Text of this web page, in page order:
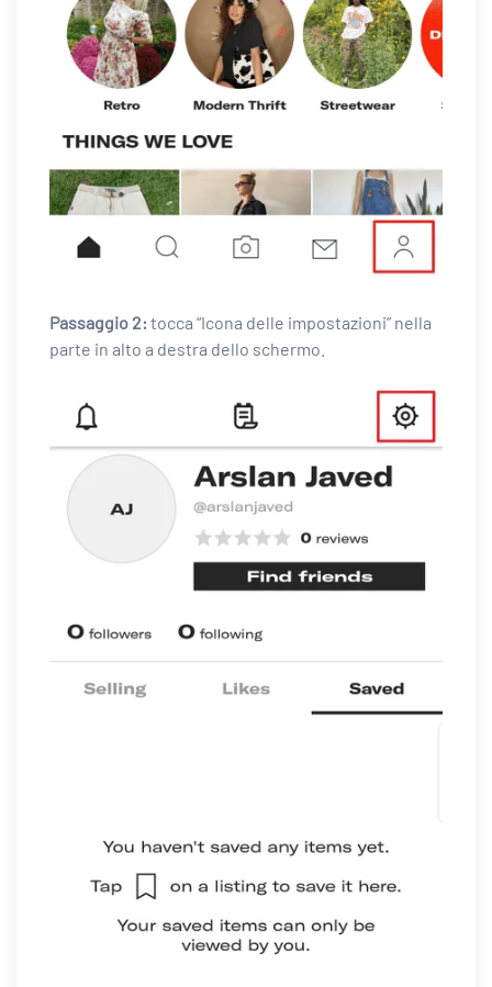
Passaggio 2:tocca “Icona delle impostazioni” nella
parte in alto a destra dello schermo.